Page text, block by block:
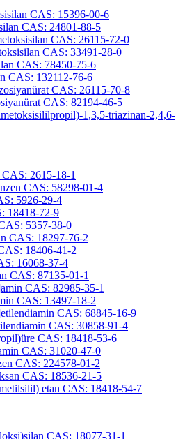
CAS: 15396-00-6
CAS: 24801-88-5
CAS: 26115-72-0
CAS: 33491-28-0
CAS: 78450-75-6
CAS: 132112-76-6
CAS: 26115-70-8
CAS: 82194-46-5
1,3,5-triazinan-2,4,6-
2615-18-1
CAS: 58298-01-4
5926-29-4
18418-72-9
5357-38-0
CAS: 18297-76-2
18406-41-2
16068-37-4
CAS: 87135-01-1
CAS: 82985-35-1
CAS: 13497-18-2
CAS: 68845-16-9
CAS: 30858-91-4
CAS: 18418-53-6
CAS: 31020-47-0
CAS: 224578-01-2
CAS: 18536-21-5
etan CAS: 18418-54-7
CAS: 18077-31-1